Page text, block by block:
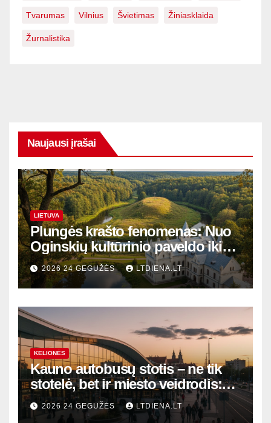
Tvarumas Vilnius Švietimas Žiniasklaida
Žurnalistika
Naujausi įrašai
LIETUVA
Plungės krašto fenomenas: Nuo
Oginskių kultūrinio paveldo iki
Žemaitijos gamtos perlų
2026 24 GEGUŽĖS LTDIENA.LT
KELIONĖS
Kauno autobusų stotis – ne tik
stotelė, bet ir miesto veidrodis:
modernūs vartai į laikinąją
sostinę
2026 24 GEGUŽĖS LTDIENA.LT